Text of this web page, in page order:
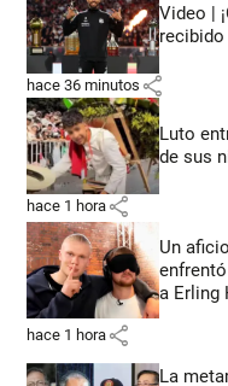
Video |
hace 36 minutos share
Luto
de sus
hace 1 hora share
Un
a Erling
hace 1 hora share
La